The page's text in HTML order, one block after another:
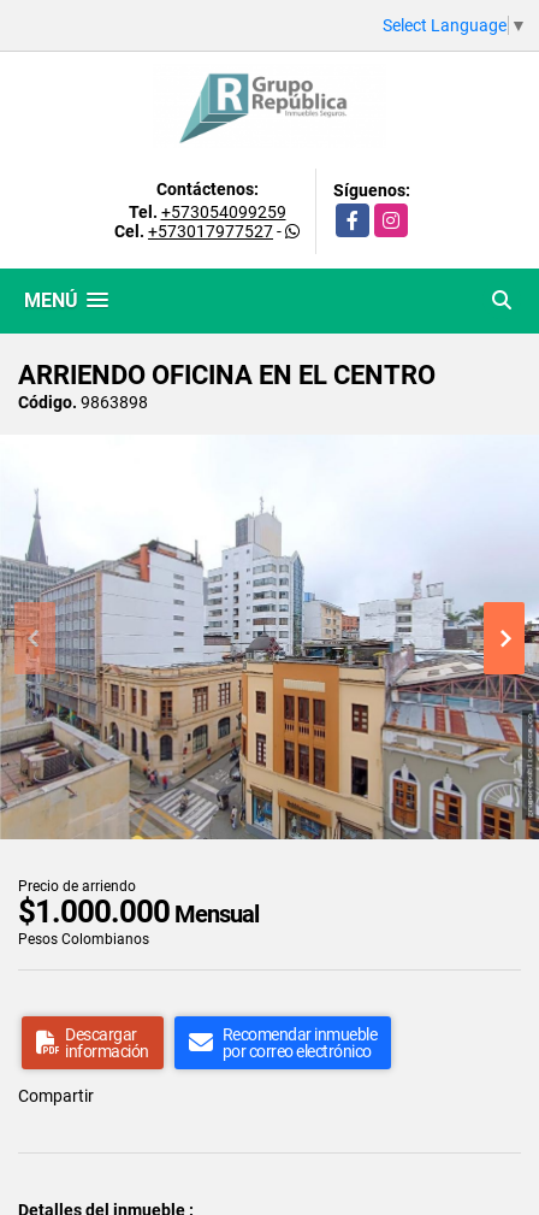
Select Language ▼
Contáctenos:
Tel. +573054099259
Cel. +573017977527-
Síguenos:
FacebookInstagram
MENÚ
ARRIENDO OFICINA EN EL CENTRO
Código. 9863898
Precio de arriendo
$1.000.000 Mensual
Pesos Colombianos
Descargar
información
Recomendar inmueble
por correo electrónico
Compartir
Detalles del inmueble :